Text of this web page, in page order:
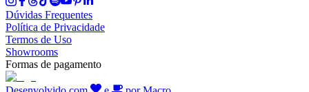
Dúvidas Frequentes
Política de Privacidade
Termos de Uso
Showrooms
Formas de pagamento